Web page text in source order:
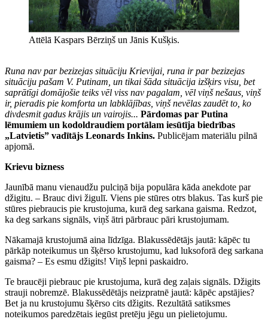
Attēlā Kaspars Bērziņš un Jānis Kušķis.
Runa nav par bezizejas situāciju Krievijai, runa ir par bezizejas
situāciju pašam V. Putinam, un tikai šāda situācija izšķirs visu, bet
saprātīgi domājošie teiks vēl viss nav pagalam, vēl viņš nešaus, viņš
ir, pieradis pie komforta un labklājības, viņš nevēlas zaudēt to, ko
divdesmit gadus krājis un vairojis... Pārdomas par Putina
lēmumiem un kodoldraudiem portālam iesūtīja biedrības
„Latvietis” vadītājs Leonards Inkins. Publicējam materiālu pilnā
apjomā.
Krievu bizness
Jaunībā manu vienaudžu pulciņā bija populāra kāda anekdote par
džigitu. – Brauc divi žigulī. Viens pie stūres otrs blakus. Tas kurš pie
stūres piebraucis pie krustojuma, kurā deg sarkana gaisma. Redzot,
ka deg sarkans signāls, viņš ātri pārbrauc pāri krustojumam.
Nākamajā krustojumā aina līdzīga. Blakussēdētājs jautā: kāpēc tu
pārkāp noteikumus un šķērso krustojumu, kad luksoforā deg sarkana
gaisma? – Es esmu džigits! Viņš lepni paskaidro.
Te braucēji piebrauc pie krustojuma, kurā deg zaļais signāls. Džigits
strauji nobremzē. Blakussēdētājs neizpratnē jautā: kāpēc apstājies?
Bet ja nu krustojumu šķērso cits džigits. Rezultātā satiksmes
noteikumos paredzētais iegūst pretēju jēgu un pielietojumu.